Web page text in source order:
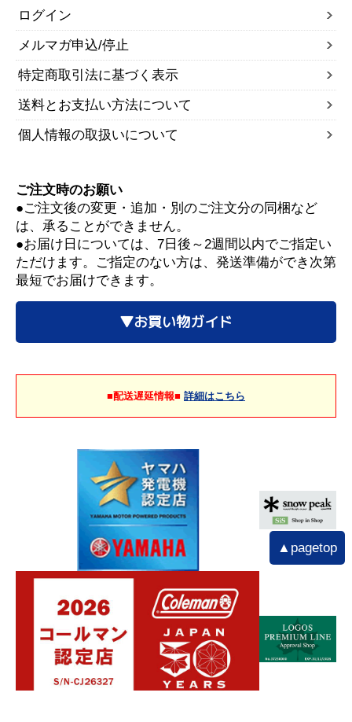
ログイン
メルマガ申込/停止
特定商取引法に基づく表示
送料とお支払い方法について
個人情報の取扱いについて
ご注文時のお願い
●ご注文後の変更・追加・別のご注文分の同梱など
は、承ることができません。
●お届け日については、7日後～2週間以内でご指定い
ただけます。ご指定のない方は、発送準備ができ次第
最短でお届けできます。
▼お買い物ガイド
■配送遅延情報■ 詳細はこちら
▲pagetop